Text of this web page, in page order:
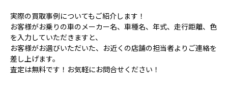
実際の買取事例についてもご紹介します！
お客様がお乗りの車のメーカー名、車種名、年式、走行距離、色
を入力していただきますと、
お客様がお選びいただいた、お近くの店舗の担当者よりご連絡を
差し上げます。
査定は無料です！お気軽にお問合せください！